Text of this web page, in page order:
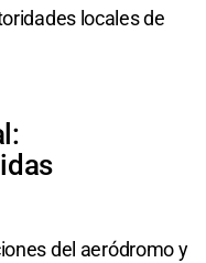
locales de
del aeródromo y